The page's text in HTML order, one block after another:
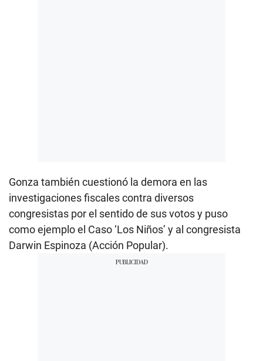
Gonza también cuestionó la demora en las
investigaciones fiscales contra diversos
congresistas por el sentido de sus votos y puso
como ejemplo el Caso ‘Los Niños’ y al congresista
Darwin Espinoza (Acción Popular).